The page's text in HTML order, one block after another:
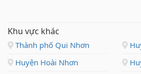
Khu vực khác
Thành phố Qui Nhơn
Huyện Hoài Nhơn